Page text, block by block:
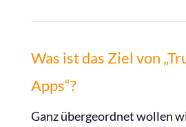
Was ist das Ziel von
Apps“?
Ganz übergeordnet wollen